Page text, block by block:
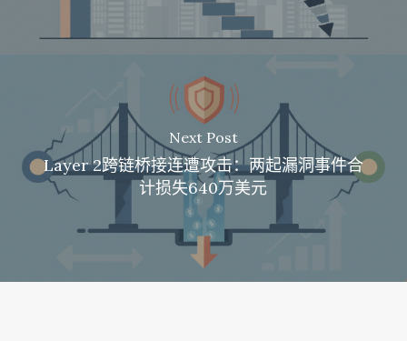
Next Post
Layer 2跨链桥接连遭攻击：两起漏洞事件合
计损失640万美元